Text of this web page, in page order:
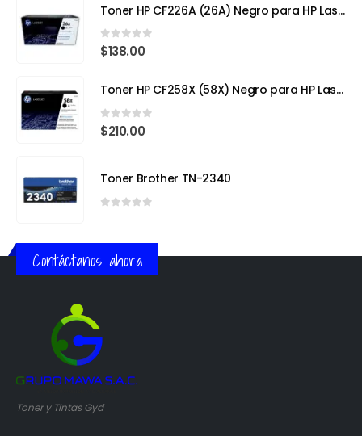
Toner HP CF226A (26A) Negro para HP LaserJet Pro M402
0out of 5
$138.00
Toner HP CF258X (58X) Negro para HP LaserJet Pro
0out of 5
$210.00
Toner Brother TN-2340
Contáctanos ahora
Toner y Tintas Gyd